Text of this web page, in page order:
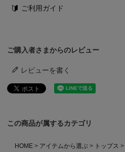
ご利用ガイド
ご購入者さまからのレビュー
レビューを書く
この商品が属するカテゴリ
HOME アイテムから選ぶ トップス